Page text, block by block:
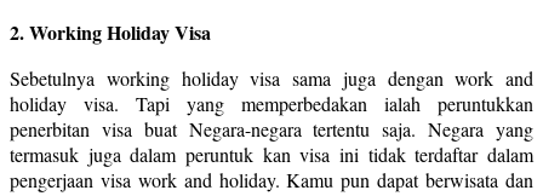
2. Working Holiday Visa
Sebetulnya working holiday visa sama juga dengan work and
holiday visa. Tapi yang memperbedakan ialah peruntukkan
penerbitan visa buat Negara-negara tertentu saja. Negara yang
termasuk juga dalam peruntuk kan visa ini tidak terdaftar dalam
pengerjaan visa work and holiday. Kamu pun dapat berwisata dan